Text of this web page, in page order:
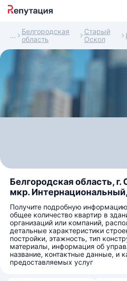
Белгородская
область
Старый
Оскол
Белгородская область,
мкр. Интернациональный,
Получите подробную
общее количество квартир в
организаций или компаний,
детальные характеристики
постройки, этажность, тип
материалы, информация об
название, контактные данные, и
предоставляемых услуг